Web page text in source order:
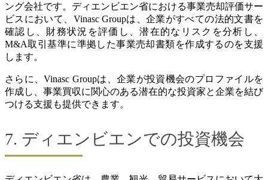
ング会社です。ディエンビエン省における事業売却評価サー
ビスにおいて、Vinasc Groupは、企業がすべての法的文書を
確認し、財務状況を評価し、潜在的なリスクを分析し、
M&A取引基準に準拠した事業売却書類を作成するのを支援
します。
さらに、Vinasc Groupは、企業が投資機会のプロファイルを
作成し、事業買収に関心のある潜在的な投資家と企業を結び
つける支援も提供できます。
7. ディエンビエンでの投資機会